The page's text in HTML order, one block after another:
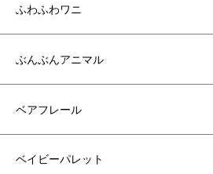
ふわふわワニ
ぶんぶんアニマル
ベアフレール
ベイビーパレット